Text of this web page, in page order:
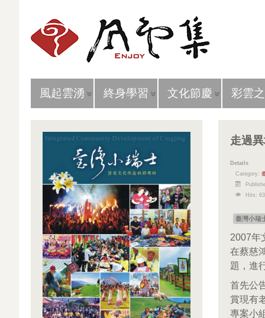
風起雲湧 終身學習 文化節慶 彩雲
走過
Details
Category:
Hits:
臺灣小瑞
2007年
在蔡慈
題，進
首先公
賞現有
專案小